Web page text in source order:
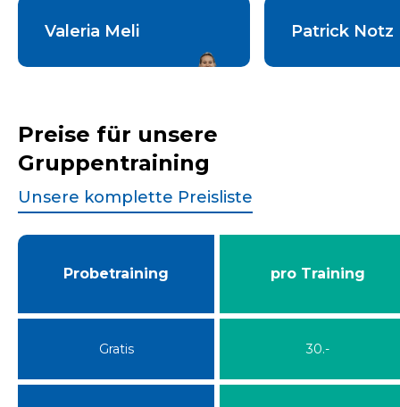
Valeria Meli Patrick Notz
Preise für unsere
Gruppentraining
Unsere komplette Preisliste
Probetraining pro Training
Gratis 30.-